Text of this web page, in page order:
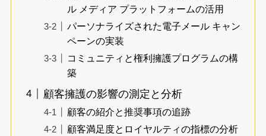
ル メディア プラットフォームの活用
パーソナライズされた電子メール キャン
ペーンの実装
コミュニティと権利擁護プログラムの構
築
顧客擁護の影響の測定と分析
顧客の紹介と推奨事項の追跡
顧客満足度とロイヤルティの指標の分析